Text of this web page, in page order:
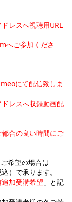
レスへ視聴用URL
ご参加くださ
にて配信致しま
レスへ収録動画配
合の良い時間にご
希望の場合は
）で承ります。
加受講希望 」と記